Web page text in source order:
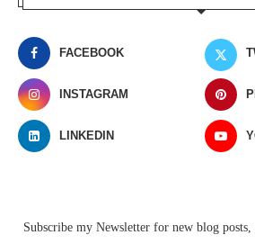
FACEBOOK
INSTAGRAM
LINKEDIN
Subscribe my Newsletter for new blog